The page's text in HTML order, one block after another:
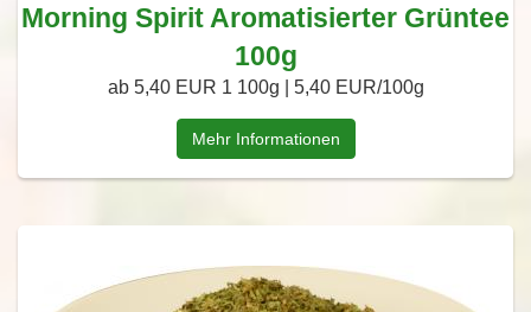
Morning Spirit Aromatisierter Grüntee
100g
ab 5,40 EUR 1 100g | 5,40 EUR/100g
Mehr Informationen